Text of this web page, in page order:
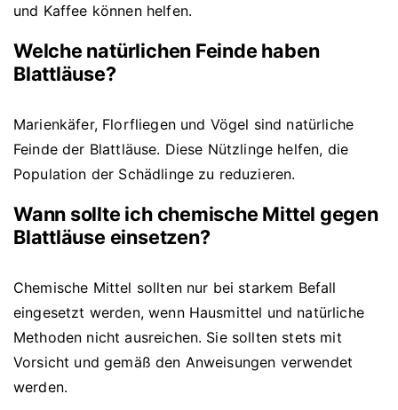
und Kaffee können helfen.
Welche natürlichen Feinde haben
Blattläuse?
Marienkäfer, Florfliegen und Vögel sind natürliche
Feinde der Blattläuse. Diese Nützlinge helfen, die
Population der Schädlinge zu reduzieren.
Wann sollte ich chemische Mittel gegen
Blattläuse einsetzen?
Chemische Mittel sollten nur bei starkem Befall
eingesetzt werden, wenn Hausmittel und natürliche
Methoden nicht ausreichen. Sie sollten stets mit
Vorsicht und gemäß den Anweisungen verwendet
werden.